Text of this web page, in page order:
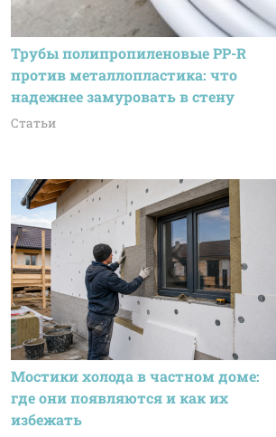
Трубы полипропиленовые PP-R
против металлопластика: что
надежнее замуровать в стену
Статьи
Мостики холода в частном доме:
где они появляются и как их
избежать